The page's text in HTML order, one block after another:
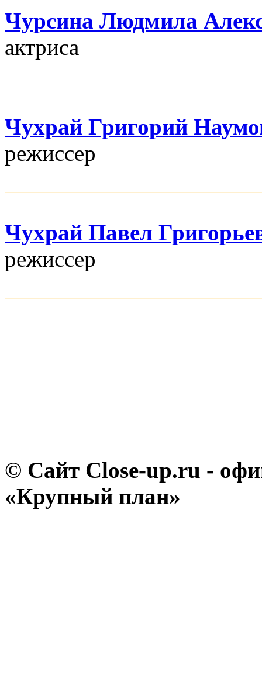
Чурсина Людмила
актриса
Чухрай Григорий
режисcер
Чухрай Павел
режисcер
© Сайт Close-up.ru -
«Крупный план»